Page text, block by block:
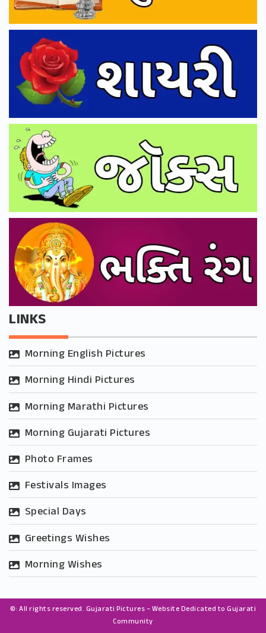
LINKS
Morning English Pictures
Morning Hindi Pictures
Morning Marathi Pictures
Morning Gujarati Pictures
Photo Frames
Festivals Images
Special Days
Greetings Wishes
Morning Wishes
©: All rights reserved. Gujarati Pictures – Website Dedicated to Gujarati
Community